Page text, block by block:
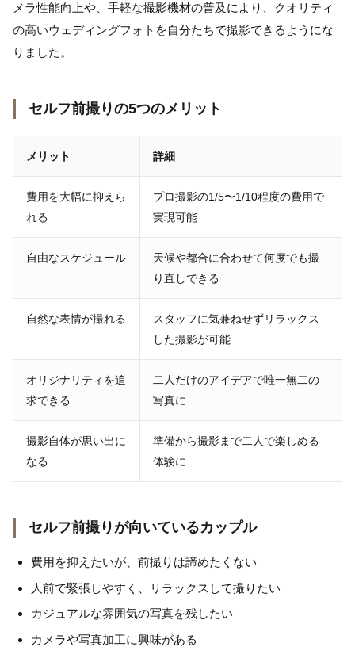
メラ性能向上や、手軽な撮影機材の普及により、クオリティ
の高いウェディングフォトを自分たちで撮影できるようにな
りました。
セルフ前撮りの5つのメリット
メリット 詳細
費用を大幅に抑えら
れる
プロ撮影の1/5〜1/10程度の費用で
実現可能
自由なスケジュール
天候や都合に合わせて何度でも撮
り直しできる
自然な表情が撮れる
スタッフに気兼ねせずリラックス
した撮影が可能
オリジナリティを追
求できる
二人だけのアイデアで唯一無二の
写真に
撮影自体が思い出に
なる
準備から撮影まで二人で楽しめる
体験に
セルフ前撮りが向いているカップル
費用を抑えたいが、前撮りは諦めたくない
人前で緊張しやすく、リラックスして撮りたい
カジュアルな雰囲気の写真を残したい
カメラや写真加工に興味がある